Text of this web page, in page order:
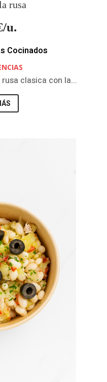
rusa
u.
Cocinados
clasica con la...